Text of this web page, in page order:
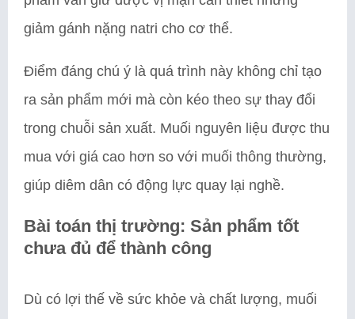
giảm gánh nặng natri cho cơ thể.
Điểm đáng chú ý là quá trình này không chỉ tạo
ra sản phẩm mới mà còn kéo theo sự thay đổi
trong chuỗi sản xuất. Muối nguyên liệu được thu
mua với giá cao hơn so với muối thông thường,
giúp diêm dân có động lực quay lại nghề.
Bài toán thị trường: Sản phẩm tốt
chưa đủ để thành công
Dù có lợi thế về sức khỏe và chất lượng, muối